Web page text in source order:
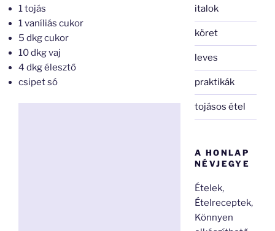
1 tojás
1 vaníliás cukor
5 dkg cukor
10 dkg vaj
4 dkg élesztő
csipet só
italok
köret
leves
praktikák
tojásos étel
A HONLAP
NÉVJEGYE
Ételek,
Ételreceptek,
Könnyen